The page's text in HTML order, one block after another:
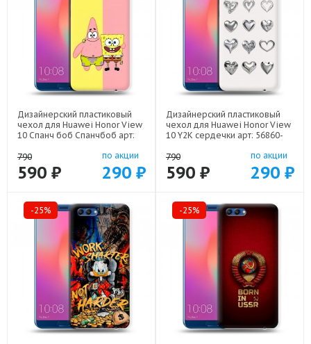
Дизайнерский пластиковый
чехол для Huawei Honor View
10 Спанч боб Спанчбоб арт:
790
590 ₽
по акции
290 ₽
Дизайнерский пластиковый
чехол для Huawei Honor View
10 Y2K сердечки арт: 56860-
790
590 ₽
по акции
290 ₽
-25% -25%